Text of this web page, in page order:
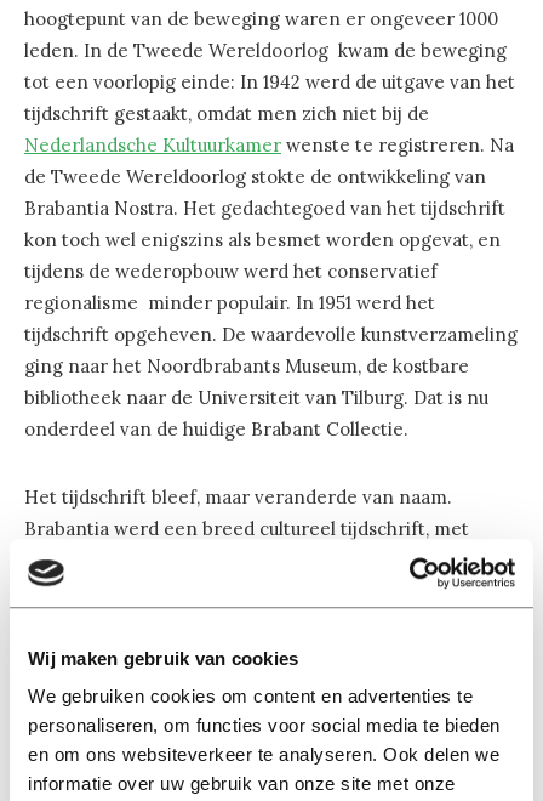
Wij maken gebruik van cookies
We gebruiken cookies om content en advertenties te
personaliseren, om functies voor social media te bieden
en om ons websiteverkeer te analyseren. Ook delen we
informatie over uw gebruik van onze site met onze
hoogtepunt van de beweging waren er ongeveer 1000
leden. In de Tweede Wereldoorlog kwam de beweging
tot een voorlopig einde: In 1942 werd de uitgave van het
tijdschrift gestaakt, omdat men zich niet bij de
Nederlandsche Kultuurkamer wenste te registreren. Na
de Tweede Wereldoorlog stokte de ontwikkeling van
Brabantia Nostra. Het gedachtegoed van het tijdschrift
kon toch wel enigszins als besmet worden opgevat, en
tijdens de wederopbouw werd het conservatief
regionalisme minder populair. In 1951 werd het
tijdschrift opgeheven. De waardevolle kunstverzameling
ging naar het Noordbrabants Museum, de kostbare
bibliotheek naar de Universiteit van Tilburg. Dat is nu
onderdeel van de huidige Brabant Collectie.
Het tijdschrift bleef, maar veranderde van naam.
Brabantia werd een breed cultureel tijdschrift, met
bijvoorbeel
als schrijver. In 1995 werd het
vervangen door een Brabants tijdschrift over kunst
steeds opnieuw bedreigd en gereanimeerd. In 2007
zette het genootschap het blad voorgoed buiten de
deur. Sindsdien is het steeds voor de poorten van hel
weggesleept. Nu stopt de Brabantse subsidie. Het einde
van een 175 jarige geschiedenis.